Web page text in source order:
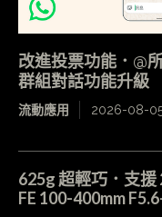
改進投票功能．
群組對話功能升級
流動應用 2026-08-
625g 超輕巧．支
FE 100-400mm